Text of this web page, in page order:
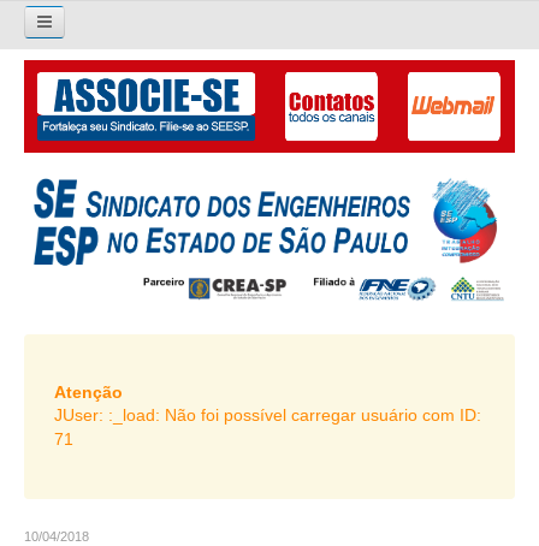
Pesquisar...
O SINDICATO
APRESENTAÇÃO
PALAVRA DO PRESIDENTE
DIRETORIA
LIVRO GESTÃO 2026-2029
SUBSEDES SINDICAIS
ORGANOGRAMA
Atenção
JUser: :_load: Não foi possível carregar usuário com ID:
71
10/04/2018